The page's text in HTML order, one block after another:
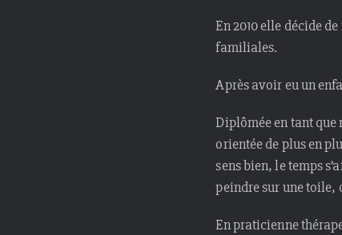
En 2010 elle décide
familiales.
Après avoir eu un
Diplômée en tant
orientée de plus en
sens bien, le temps
peindre sur une toile,
En praticienne